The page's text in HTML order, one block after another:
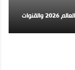
موعد مباراة إنجلترا وكرواتيا في كأس العالم 2026 والقنوات